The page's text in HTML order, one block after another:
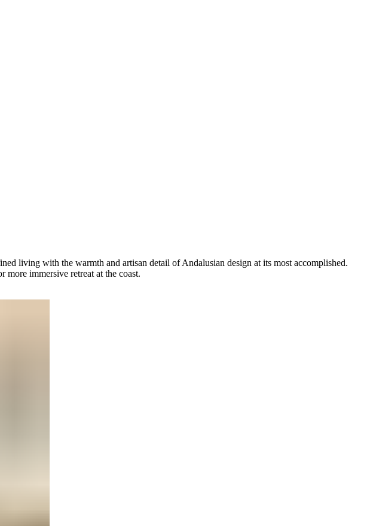
living with the warmth and artisan detail of Andalusian design at its most accomplished.